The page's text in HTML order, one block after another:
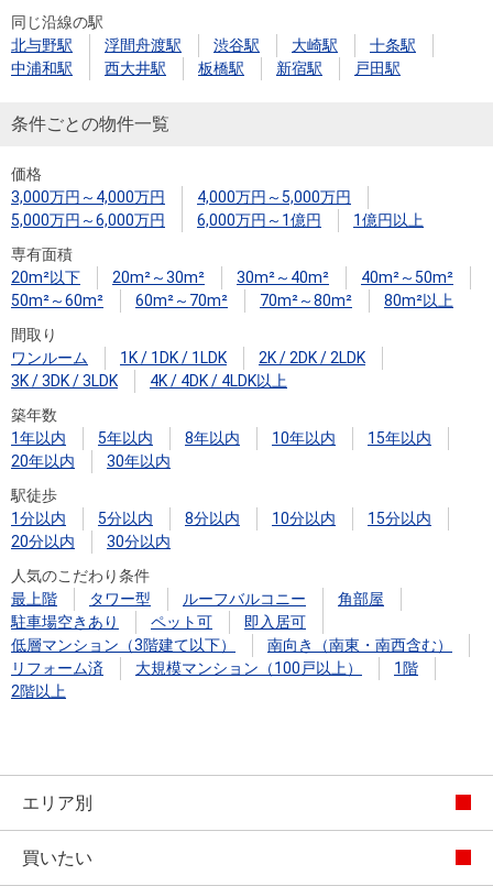
同じ沿線の駅
北与野駅
浮間舟渡駅 渋谷駅 大崎駅
十条駅
中浦和駅
西大井駅 板橋駅 新宿駅 戸田駅
条件ごとの物件一覧
価格
3,000万円～4,000万円
4,000万円～5,000万円
5,000万円～6,000万円
6,000万円～1億円
1億円以上
専有面積
20m²以下
20m²～30m² 30m²～40m²
40m²～50m²
50m²～60m²
60m²～70m² 70m²～80m²
80m²以上
間取り
ワンルーム
1K / 1DK / 1LDK
2K / 2DK / 2LDK
3K / 3DK / 3LDK
4K / 4DK / 4LDK以上
築年数
1年以内
5年以内 8年以内 10年以内
15年以内
20年以内
30年以内
駅徒歩
1分以内
5分以内 8分以内 10分以内
15分以内
20分以内
30分以内
人気のこだわり条件
最上階
タワー型 ルーフバルコニー
角部屋
駐車場空きあり
ペット可
即入居可
低層マンション（3階建て以下）
南向き（南東・南西含む）
リフォーム済
大規模マンション（100戸以上）
1階
2階以上
エリア別
買いたい